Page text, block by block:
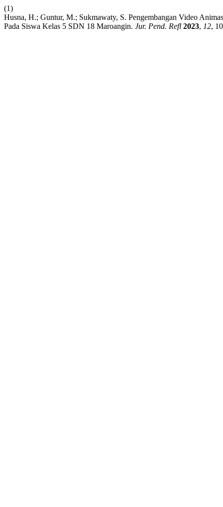
(1)
Husna, H.; Guntur, M.; Sukmawaty, S. Pengembangan Video
Pada Siswa Kelas 5 SDN 18 Maroangin. Jur. Pend. Refl 2023, 12,